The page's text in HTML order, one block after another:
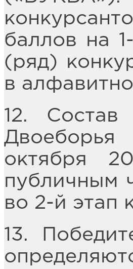
баллов на
(ряд)
в
12.
октября
публичным
во 2-й этап
13.